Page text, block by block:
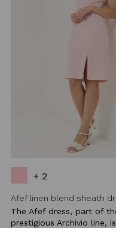
+ 2
Afef linen blend sheath
The Afef dress, part of
prestigious Archivio line,